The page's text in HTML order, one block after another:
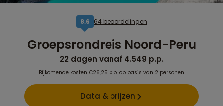
8,6 64 beoordelingen
Groepsrondreis Noord-Peru
22 dagen vanaf 4.549 p.p.
Bijkomende kosten €26,25 p.p. op basis van 2 personen
Data & prijzen